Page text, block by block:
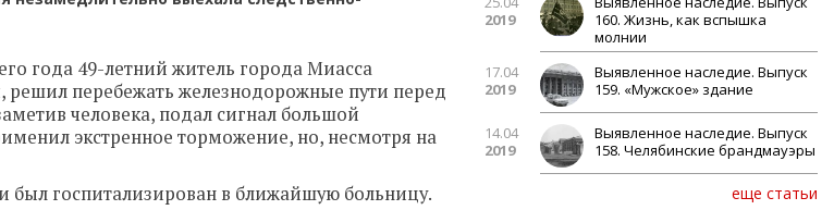
года 49-летний житель города Миасса
решил перебежать железнодорожные пути перед
человека, подал сигнал большой
экстренное торможение, но, несмотря на
был госпитализирован в ближайшую больницу.
2019
160. Жизнь, как вспышка
молнии
17.04
2019
Выявленное наследие. Выпуск
159. «Мужское» здание
14.04
2019
Выявленное наследие. Выпуск
158. Челябинские брандмауэры
еще статьи